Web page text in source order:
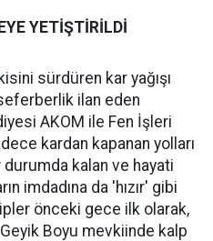
YETİŞTİRİLDİ
sürdüren kar yağışı
ilan eden
AKOM ile Fen İşleri
kardan kapanan yolları
durumda kalan ve hayati
imdadına da 'hızır' gibi
önceki gece ilk olarak,
Boyu mevkiinde kalp